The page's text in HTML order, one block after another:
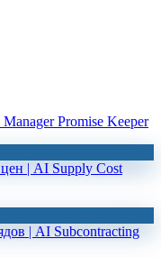
Promise Keeper
| AI Supply Cost
| AI Subcontracting